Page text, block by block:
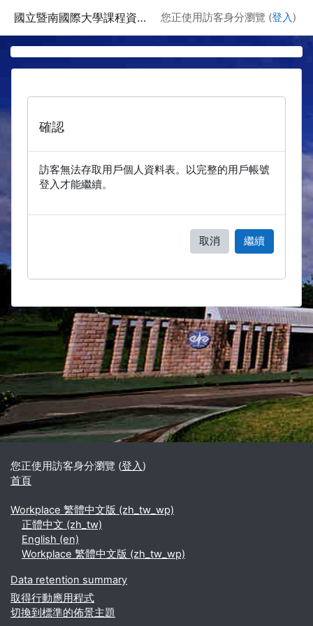
國立暨南國際大學課程資訊網 您正使用訪客身分瀏覽 (登入 )
確認
訪客無法存取用戶個人資料表。以完整的用戶帳號
登入才能繼續。
取消 繼續
區塊
補充內容區塊
您正使用訪客身分瀏覽 (登入)
首頁
Workplace 繁體中文版 ‎(zh_tw_wp)‎
正體中文 ‎(zh_tw)‎
English ‎(en)‎
Workplace 繁體中文版 ‎(zh_tw_wp)‎
Data retention summary
取得行動應用程式
切換到標準的佈景主題